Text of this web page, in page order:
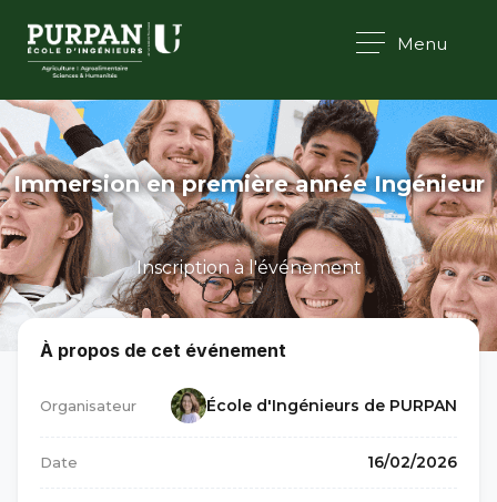
Menu
Immersion en première année Ingénieur
Inscription à l'événement
À propos de cet événement
Organisateur École d'Ingénieurs de PURPAN
Date 16/02/2026